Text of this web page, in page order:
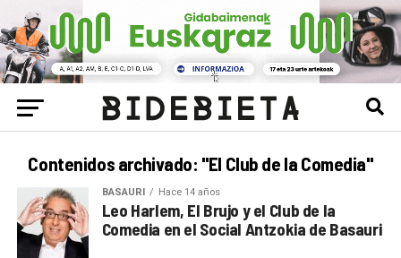
Contenidos archivado: "El Club de la Comedia"
BASAURI Hace 14 años
Leo Harlem, El Brujo y el Club de la
Comedia en el Social Antzokia de Basauri